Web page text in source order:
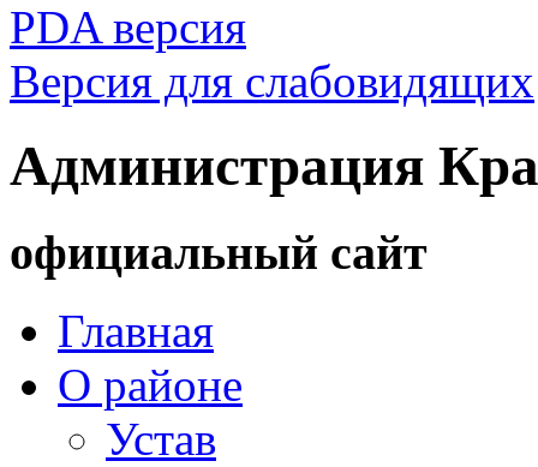
PDA версия
Версия для слабовидящих
Администрация
официальный сайт
Главная
О районе
Устав